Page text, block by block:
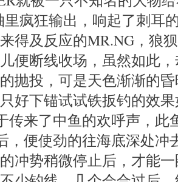
里疯狂输出，响起了刺耳
得及反应的MR.NG，狼
便断线收场，虽然如此
抛投，可是天色渐渐的
好下锚试试铁扳钓的效
传来了中鱼的欢呼声，此
，便使劲的往海底深处冲
冲势稍微停止后，才能一